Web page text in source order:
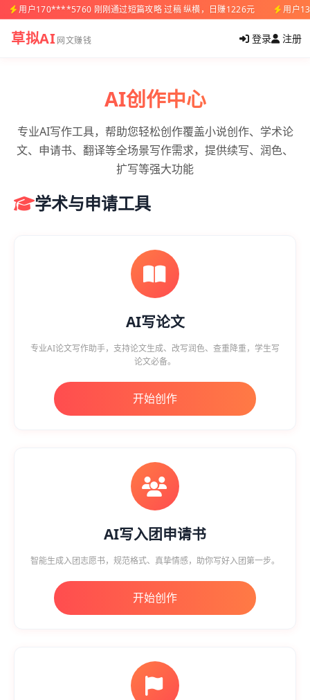
用户170****5760 刚刚通过短篇攻略 过稿 纵横，日赚1226元 用户
草拟AI网文赚钱 登录 注册
AI创作中心
专业AI写作工具，帮助您轻松创作覆盖小说创作、学术论
文、申请书、翻译等全场景写作需求，提供续写、润色、
扩写等强大功能
学术与申请工具
AI写论文
专业AI论文写作助手，支持论文生成、改写润色、查重降重，学生写
论文必备。
开始创作
AI写入团申请书
智能生成入团志愿书，规范格式、真挚情感，助你写好入团第一步。
开始创作